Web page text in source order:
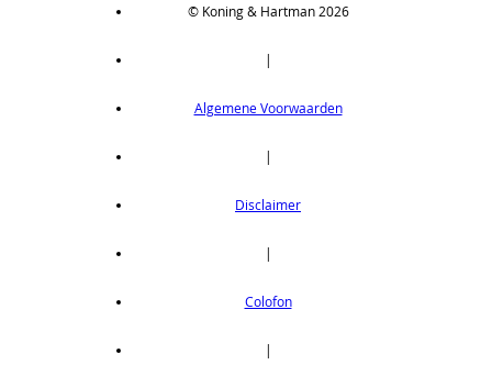
© Koning & Hartman 2026
|
Algemene Voorwaarden
|
Disclaimer
|
Colofon
|